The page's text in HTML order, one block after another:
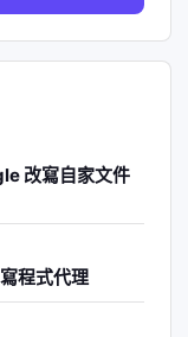
改寫自家文件
程式代理